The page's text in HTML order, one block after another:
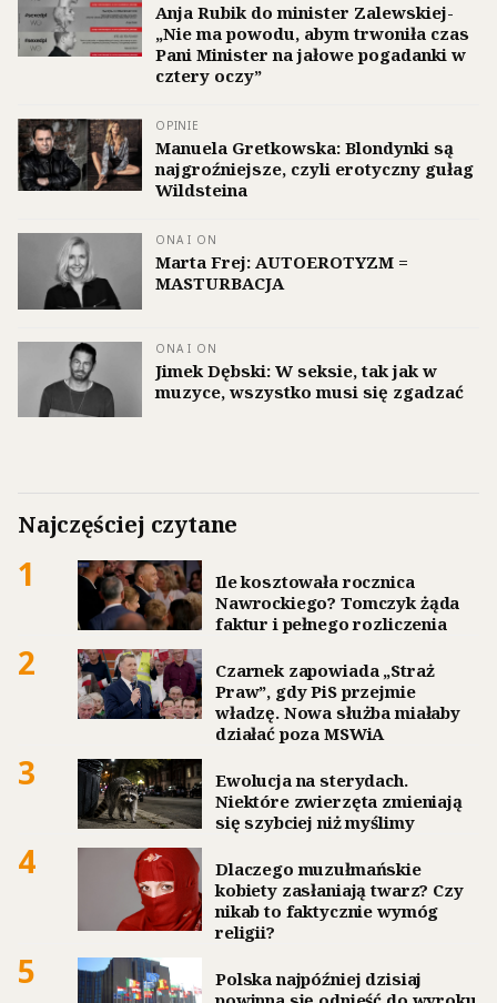
Anja Rubik do minister Zalewskiej-
„Nie ma powodu, abym trwoniła czas
Pani Minister na jałowe pogadanki w
cztery oczy”
OPINIE
Manuela Gretkowska: Blondynki są
najgroźniejsze, czyli erotyczny gułag
Wildsteina
ONA I ON
Marta Frej: AUTOEROTYZM =
MASTURBACJA
ONA I ON
Jimek Dębski: W seksie, tak jak w
muzyce, wszystko musi się zgadzać
Najczęściej czytane
1
Ile kosztowała rocznica
Nawrockiego? Tomczyk żąda
faktur i pełnego rozliczenia
2
Czarnek zapowiada „Straż
Praw”, gdy PiS przejmie
władzę. Nowa służba miałaby
działać poza MSWiA
3
Ewolucja na sterydach.
Niektóre zwierzęta zmieniają
się szybciej niż myślimy
4
Dlaczego muzułmańskie
kobiety zasłaniają twarz? Czy
nikab to faktycznie wymóg
religii?
5
Polska najpóźniej dzisiaj